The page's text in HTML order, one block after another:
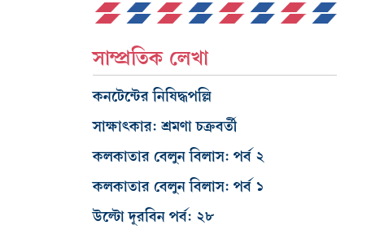
সাম্প্রতিক লেখা
কনটেন্টের নিষিদ্ধপল্লি
সাক্ষাৎকার: শ্রমণা চক্রবর্তী
কলকাতার বেলুন বিলাস: পর্ব ২
কলকাতার বেলুন বিলাস: পর্ব ১
উল্টো দূরবিন পর্ব: ২৮